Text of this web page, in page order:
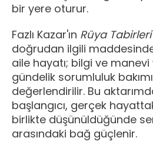
bir yere oturur.
Fazlı Kazar'ın Rüya Tabirleri
doğrudan ilgili
aile hayatı; bilgi ve
gündelik sorumluluk
değerlendirilir. Bu
başlangıcı, gerçek
birlikte düşünüldüğünde
arasındaki bağ güçlenir.